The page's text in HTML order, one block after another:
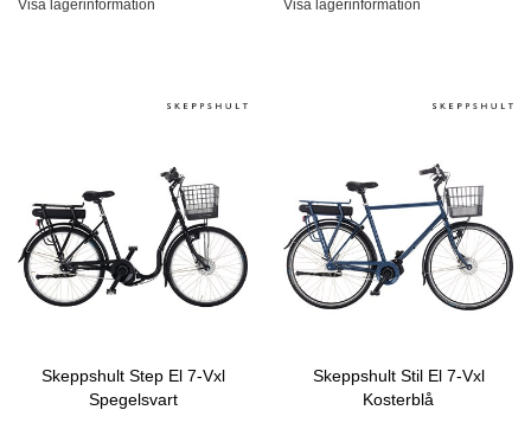
Visa lagerinformation Visa lagerinformation
Skeppshult Step El 7-Vxl
Spegelsvart
Skeppshult Stil El 7-Vxl
Kosterblå